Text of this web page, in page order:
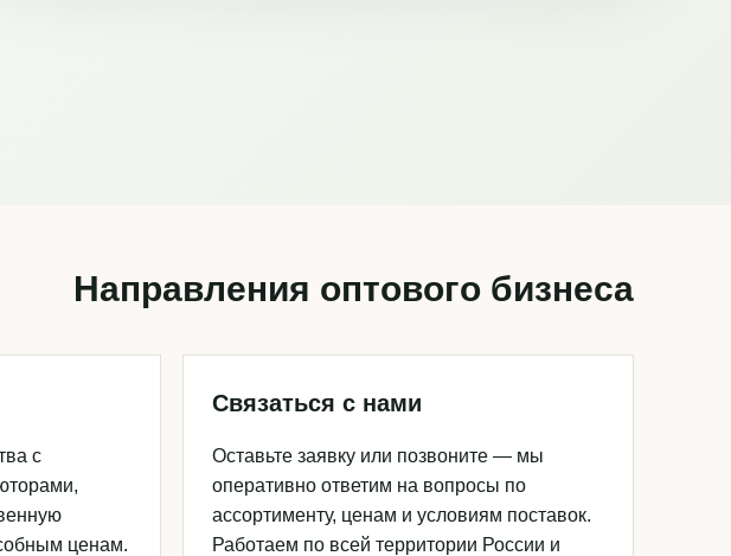
Направления оптового бизнеса
с
ценам.
Связаться с нами
Оставьте заявку или позвоните — мы
оперативно ответим на вопросы по
ассортименту, ценам и условиям поставок.
Работаем по всей территории России и